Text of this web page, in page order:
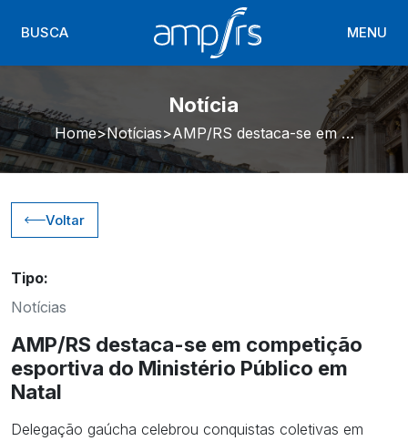
BUSCA MENU
Notícia
Home Notícias AMP/RS destaca-se em competição esportiva do Ministério Público em Natal
Voltar
Tipo:
Notícias
AMP/RS destaca-se em competição
esportiva do Ministério Público em
Natal
Delegação gaúcha celebrou conquistas coletivas em